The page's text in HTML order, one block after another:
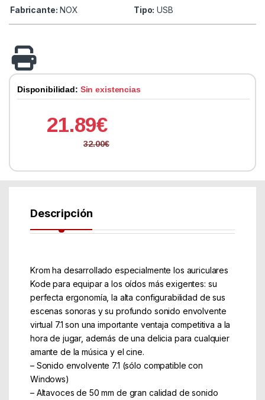
Fabricante: NOX Tipo: USB
Disponibilidad: Sin existencias
21.89€
32.00€
Descripción
Krom ha desarrollado especialmente los auriculares
Kode para equipar a los oídos más exigentes: su
perfecta ergonomía, la alta configurabilidad de sus
escenas sonoras y su profundo sonido envolvente
virtual 7.1 son una importante ventaja competitiva a la
hora de jugar, además de una delicia para cualquier
amante de la música y el cine.
– Sonido envolvente 7.1 (sólo compatible con
Windows)
– Altavoces de 50 mm de gran calidad de sonido